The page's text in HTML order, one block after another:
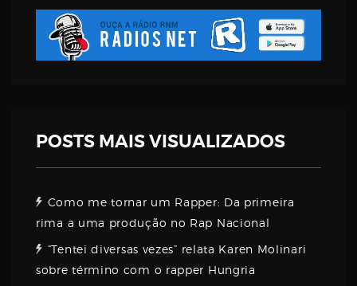
Password
POSTS MAIS VISUALIZADOS
Como me tornar um Rapper: Da primeira
rima a uma produção no Rap Nacional
“Tentei diversas vezes” relata Karen Molinari
sobre término com o rapper Hungria